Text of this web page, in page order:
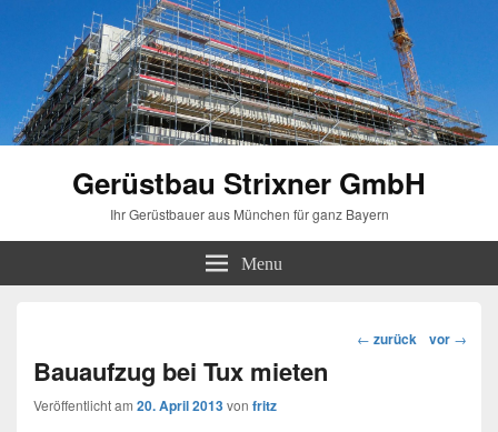
Gerüstbau Strixner GmbH
Ihr Gerüstbauer aus München für ganz Bayern
Menu
Beitragsnavigation
← zurück vor →
Bauaufzug bei Tux mieten
Veröffentlicht am 20. April 2013von fritz